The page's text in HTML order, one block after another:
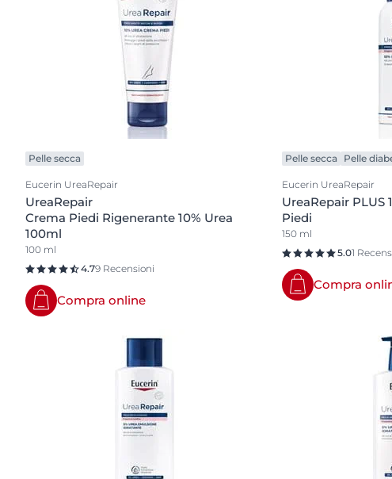
Pelle secca
Eucerin UreaRepair
UreaRepair
Crema Piedi Rigenerante 10% Urea
100ml
100 ml
4.79 Recensioni
Compra online
Pelle secca Pelle
Eucerin UreaRepair
UreaRepair PLUS
Piedi
150 ml
5.01
Compra